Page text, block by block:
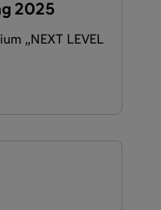
2025
„NEXT LEVEL